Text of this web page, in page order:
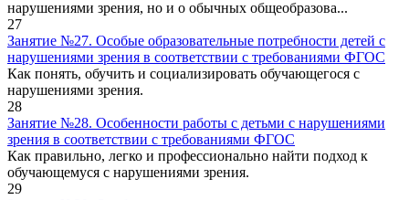
нарушениями зрения, но и о обычных общеобразова...
27
Занятие №27. Особые образовательные потребности детей с
нарушениями зрения в соответствии с требованиями ФГОС
Как понять, обучить и социализировать обучающегося с
нарушениями зрения.
28
Занятие №28. Особенности работы с детьми с нарушениями
зрения в соответствии с требованиями ФГОС
Как правильно, легко и профессионально найти подход к
обучающемуся с нарушениями зрения.
29